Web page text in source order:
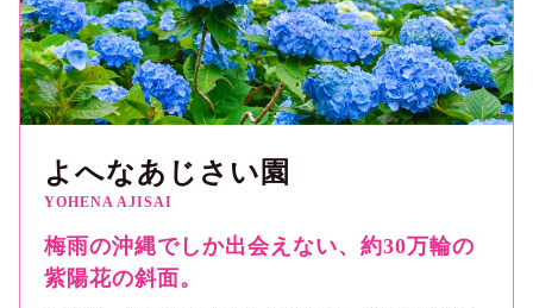
よへなあじさい園
YOHENA AJISAI
梅雨の沖縄でしか出会えない、約30万輪の
紫陽花の斜面。